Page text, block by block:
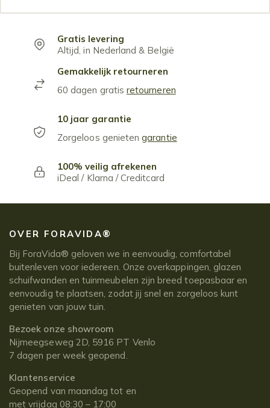
Gratis levering
Altijd, in Nederland & België
Gemakkelijk retourneren
60 dagen gratisretourneren
10 jaar garantie
Zorgeloos genietengarantie
100% veilig afrekenen
iDeal / Klarna / Creditcard
OVER FORAVIDA®
Bij ForaVida® geloven we in eenvoudig, comfortabel
buitenleven voor iedereen. Onze overkappingen, glazen
schuifwanden en tuinmeubelen zijn breed toepasbaar en
eenvoudig te plaatsen, zodat jij snel en zorgeloos kunt
genieten van jouw tuin.
Bezoek onze showroom
Nijmeegseweg 2D, 5916 PT Venlo
7 dagen per week geopend.
Klantenservice
Geopend van maandag tot en
met vrijdag 08:30 – 17:00